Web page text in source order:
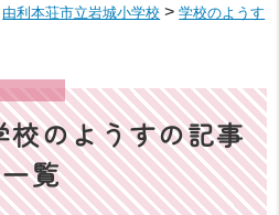
由利本荘市立岩城小学校 >学校のようす
校のようすの記事
一覧